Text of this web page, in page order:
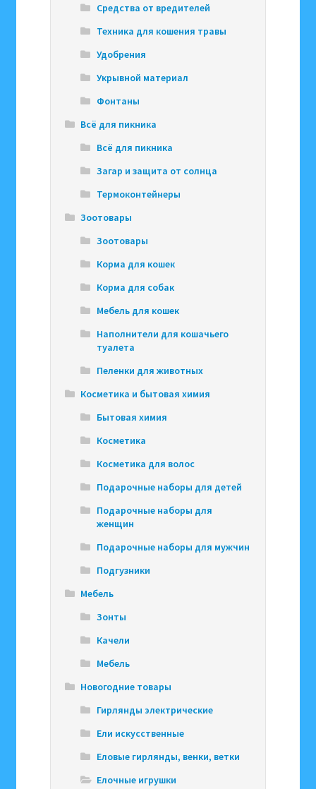
Средства от вредителей
Техника для кошения травы
Удобрения
Укрывной материал
Фонтаны
Всё для пикника
Всё для пикника
Загар и защита от солнца
Термоконтейнеры
Зоотовары
Зоотовары
Корма для кошек
Корма для собак
Мебель для кошек
Наполнители для кошачьего
туалета
Пеленки для животных
Косметика и бытовая химия
Бытовая химия
Косметика
Косметика для волос
Подарочные наборы для детей
Подарочные наборы для
женщин
Подарочные наборы для мужчин
Подгузники
Мебель
Зонты
Качели
Мебель
Новогодние товары
Гирлянды электрические
Ели искусственные
Еловые гирлянды, венки, ветки
Елочные игрушки